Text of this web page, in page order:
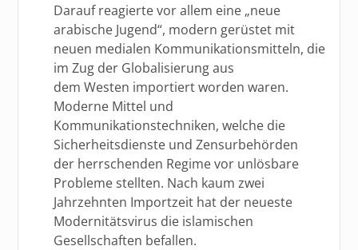
Darauf reagierte vor allem eine „neue
arabische Jugend“, modern gerüstet mit
neuen medialen Kommunikationsmitteln, die
im Zug der Globalisierung aus
dem Westen importiert worden waren.
Moderne Mittel und
Kommunikationstechniken, welche die
Sicherheitsdienste und Zensurbehörden
der herrschenden Regime vor unlösbare
Probleme stellten. Nach kaum zwei
Jahrzehnten Importzeit hat der neueste
Modernitätsvirus die islamischen
Gesellschaften befallen.